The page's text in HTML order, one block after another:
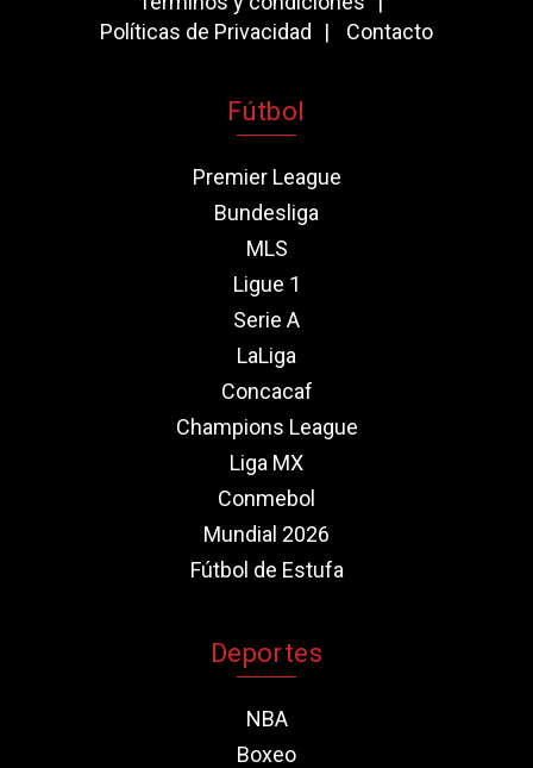
Políticas de Privacidad
Contacto
Fútbol
Premier League
Bundesliga
MLS
Ligue 1
Serie A
LaLiga
Concacaf
Champions League
Liga MX
Conmebol
Mundial 2026
Fútbol de Estufa
Deportes
NBA
Boxeo